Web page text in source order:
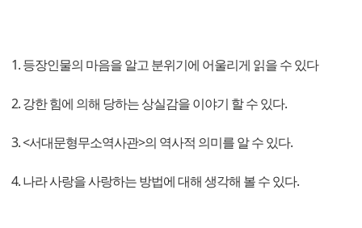
1. 등장인물의 마음을 알고 분위기에 어울리게 읽을 수 있다
2. 강한 힘에 의해 당하는 상실감을 이야기 할 수 있다.
3. <서대문형무소역사관>의 역사적 의미를 알 수 있다.
4. 나라 사랑을 사랑하는 방법에 대해 생각해 볼 수 있다.